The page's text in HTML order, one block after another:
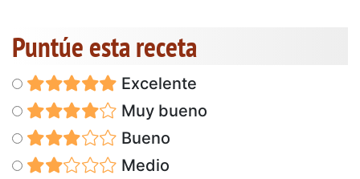
Puntúe esta receta
Excelente
Muy bueno
Bueno
Medio